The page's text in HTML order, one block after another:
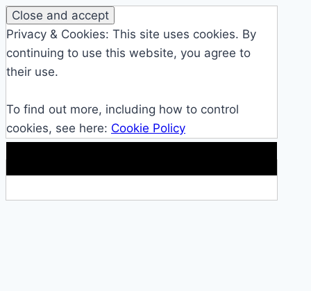
Privacy & Cookies: This site uses cookies. By
continuing to use this website, you agree to
their use.
To find out more, including how to control
cookies, see here: Cookie Policy